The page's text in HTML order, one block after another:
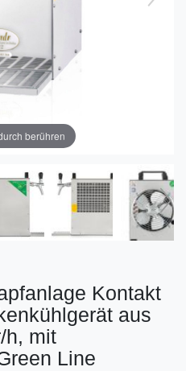
berühren
Kontakt
aus
h, mit
Line